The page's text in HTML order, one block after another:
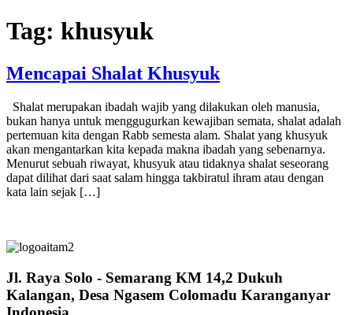
Tag: khusyuk
Mencapai Shalat Khusyuk
Shalat merupakan ibadah wajib yang dilakukan oleh manusia,
bukan hanya untuk menggugurkan kewajiban semata, shalat adalah
pertemuan kita dengan Rabb semesta alam. Shalat yang khusyuk
akan mengantarkan kita kepada makna ibadah yang sebenarnya.
Menurut sebuah riwayat, khusyuk atau tidaknya shalat seseorang
dapat dilihat dari saat salam hingga takbiratul ihram atau dengan
kata lain sejak […]
Jl. Raya Solo - Semarang KM 14,2 Dukuh
Kalangan, Desa Ngasem Colomadu Karanganyar